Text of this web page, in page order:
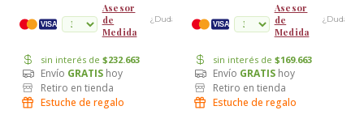
VISA
Asesor
de
Medida
¿Dudas? cuotas
sin interés de $232.663
Envío GRATIS hoy
Retiro en tienda
Estuche de regalo
VISA
Asesor
de
Medida
¿Dudas?
sin interés de $169.663
Envío GRATIS hoy
Retiro en tienda
Estuche de regalo